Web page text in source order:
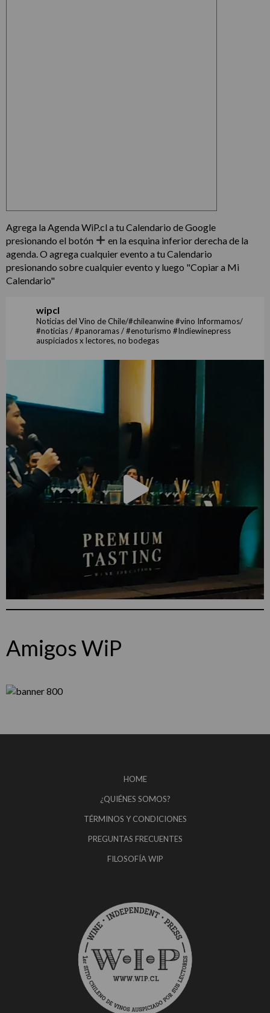
Agrega la Agenda WiP.cl a tu Calendario de Google
presionando el botón
en la esquina inferior derecha de la
agenda. O agrega cualquier evento a tu Calendario
presionando sobre cualquier evento y luego "Copiar a Mi
Calendario"
wipcl
Noticias del Vino de Chile/#chileanwine #vino Informamos/
#noticias / #panoramas / #enoturismo #Indiewinepress
auspiciados x lectores, no bodegas
Amigos WiP
HOME
¿QUIÉNES SOMOS?
TÉRMINOS Y CONDICIONES
PREGUNTAS FRECUENTES
FILOSOFÍA WIP